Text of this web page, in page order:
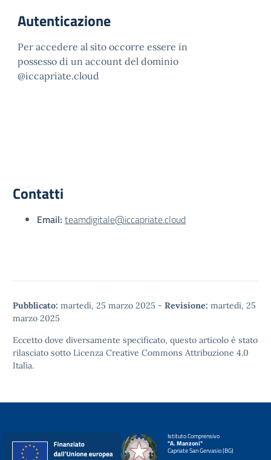
Autenticazione
Per accedere al sito occorre essere in
possesso di un account del dominio
@iccapriate.cloud
Contatti
Email: teamdigitale@iccapriate.cloud
Pubblicato: martedì, 25 marzo 2025 - Revisione: martedì, 25
marzo 2025
Eccetto dove diversamente specificato, questo articolo è stato
rilasciato sotto Licenza Creative Commons Attribuzione 4.0
Italia.
Istituto Comprensivo
"A. Manzoni"
Capriate San Gervasio (BG)